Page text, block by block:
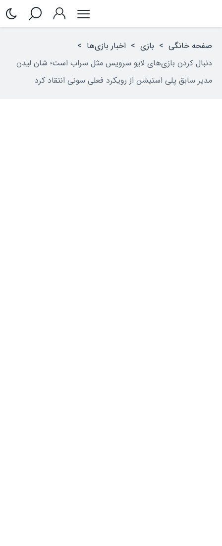
صفحه خانگی > بازی > اخبار بازی‌ها >
دنبال کردن بازی‌های لایو سرویس مثل سراب است؛ شان لیدن
مدیر سابق پلی استیشن از رویکرد فعلی سونی انتقاد کرد